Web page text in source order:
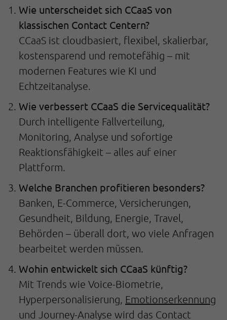
Wie unterscheidet sich CCaaS von
klassischen Contact Centern?
CCaaS ist cloudbasiert, flexibel, skalierbar,
kostensparend und remotefähig – mit
modernen Features wie KI und
Echtzeitanalyse.
Wie verbessert CCaaS die Servicequalität?
Durch intelligente Fallverteilung,
Monitoring, Analyse und sofortige
Reaktionsfähigkeit – alles auf einer
Plattform.
Welche Branchen profitieren besonders?
Banken, E-Commerce, Versicherungen,
Gesundheit, Bildung, Energie, Travel,
Behörden – überall dort, wo viele Anfragen
bearbeitet werden müssen.
Wohin entwickelt sich CCaaS künftig?
Mit Trends wie Voice-Biometrie,
Hyperpersonalisierung, Emotionserkennung
und Journey-Analyse wird das Contact